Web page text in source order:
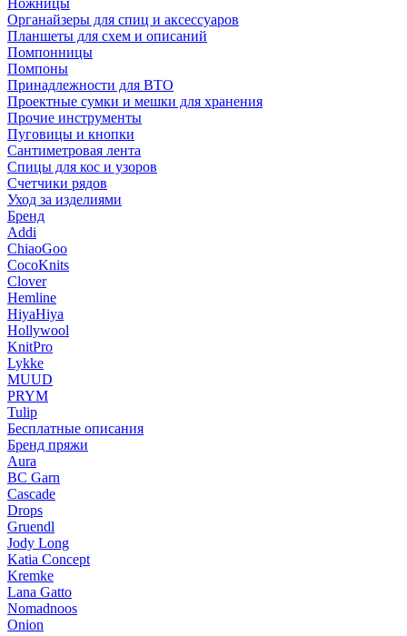
Ножницы
Органайзеры для спиц и аксессуаров
Планшеты для схем и описаний
Помпонницы
Помпоны
Принадлежности для ВТО
Проектные сумки и мешки для хранения
Прочие инструменты
Пуговицы и кнопки
Сантиметровая лента
Спицы для кос и узоров
Счетчики рядов
Уход за изделиями
Бренд
Addi
ChiaoGoo
CocoKnits
Clover
Hemline
HiyaHiya
Hollywool
KnitPro
Lykke
MUUD
PRYM
Tulip
Бесплатные описания
Бренд пряжи
Aura
BC Garn
Cascade
Drops
Gruendl
Jody Long
Katia Concept
Kremke
Lana Gatto
Nomadnoos
Onion